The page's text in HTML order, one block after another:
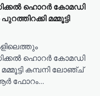
ഹൊറർ കോമഡി
മമ്മൂട്ടി
ഹൊറർ കോമഡി
മമ്മൂട്ടി കമ്പനി ലോഞ്ച്
ഫോറം…